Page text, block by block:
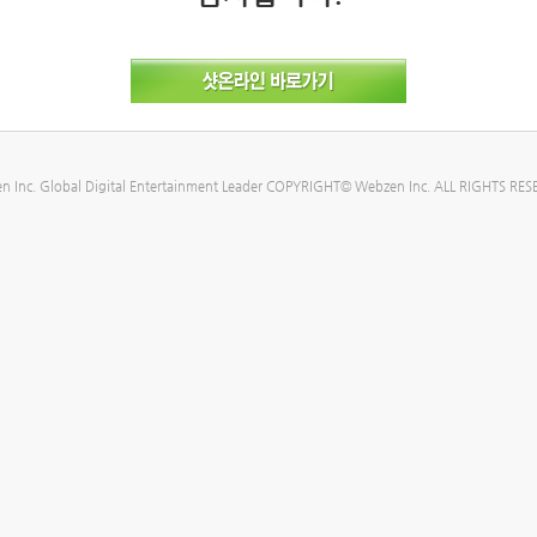
Inc. Global Digital Entertainment Leader COPYRIGHT© Webzen Inc. ALL RIGHTS